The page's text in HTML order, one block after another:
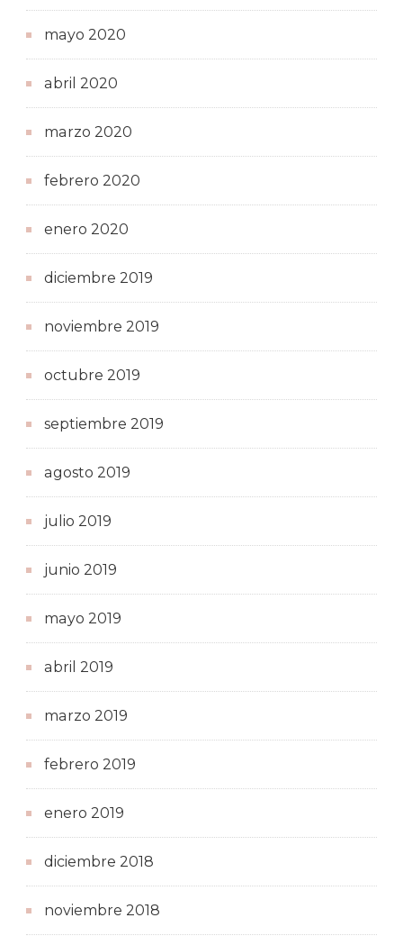
mayo 2020
abril 2020
marzo 2020
febrero 2020
enero 2020
diciembre 2019
noviembre 2019
octubre 2019
septiembre 2019
agosto 2019
julio 2019
junio 2019
mayo 2019
abril 2019
marzo 2019
febrero 2019
enero 2019
diciembre 2018
noviembre 2018